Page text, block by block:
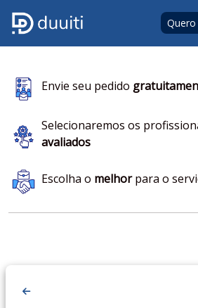
Envie seu pedido
Selecionaremos os
avaliados
Escolha o melhorpara o